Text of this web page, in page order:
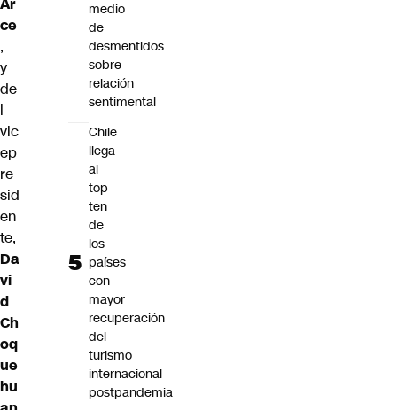
ce
,
y
de
l
vic
ep
re
sid
en
te,
Da
vi
d
Ch
oq
ue
hu
medio
de
desmentidos
sobre
relación
sentimental
Chile
llega
al
top
ten
de
los
países
con
mayor
recuperación
del
turismo
internacional
postpandemia